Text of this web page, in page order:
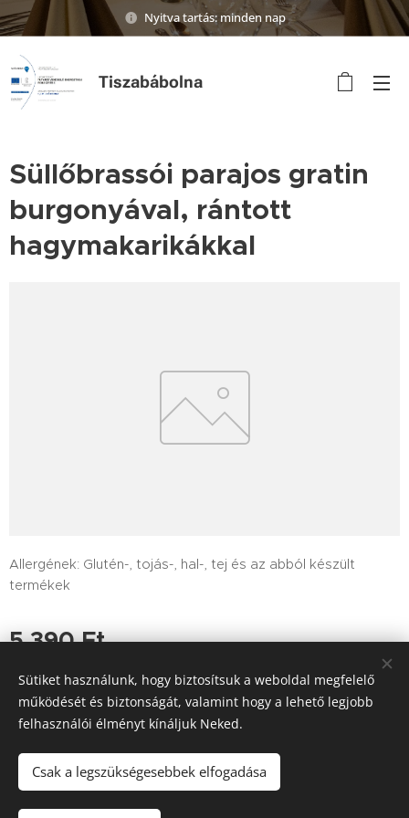
Nyitva tartás: minden nap
Tiszabábolna
Süllőbrassói parajos gratin
burgonyával, rántott
hagymakarikákkal
Allergének: Glutén-, tojás-, hal-, tej és az abból készült
termékek
5 390Ft
Tutajos Vendéglő / A Tutajos házhoz viszi a minőséget
Információk
Sütik
Sütiket használunk, hogy biztosítsuk a weboldal megfelelő
működését és biztonságát, valamint hogy a lehető legjobb
felhasználói élményt kínáljuk Neked.
Csak a legszükségesebbek elfogadása